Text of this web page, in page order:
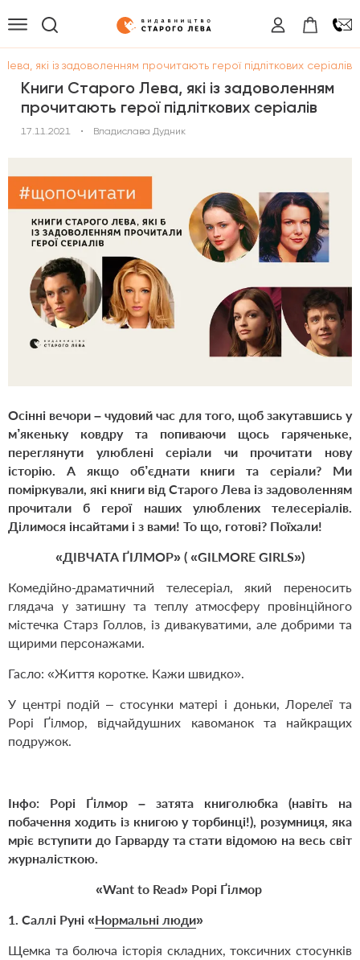
які із задоволенням прочитають герої підліткових серіалів
Книги Старого Лева, які із задоволенням
прочитають герої підліткових серіалів
17.11.2021 • Владислава Дудник
Осінні вечори – чудовий час для того, щоб закутавшись у
м’якеньку ковдру та попиваючи щось гаряченьке,
переглянути улюблені серіали чи прочитати нову
історію. А якщо об’єднати книги та серіали? Ми
поміркували, які книги від Старого Лева із задоволенням
прочитали б герої наших улюблених телесеріалів.
Ділимося інсайтами і з вами! То що, готові? Поїхали!
«ДІВЧАТА ҐІЛМОР» ( «GILMORE GIRLS»)
Комедійно-драматичний телесеріал, який переносить
глядача у затишну та теплу атмосферу провінційного
містечка Старз Голлов, із дивакуватими, але добрими та
щирими персонажами.
Гасло: «Життя коротке. Кажи швидко».
У центрі подій – стосунки матері і доньки, Лорелеї та
Рорі Ґілмор, відчайдушних кавоманок та найкращих
подружок.
Інфо: Рорі Ґілмор – затята книголюбка (навіть на
побачення ходить із книгою у торбинці!), розумниця, яка
мріє вступити до Гарварду та стати відомою на весь світ
журналісткою.
«Want to Read» Рорі Ґілмор
1. Саллі Руні «Нормальні люди»
Щемка та болюча історія складних, токсичних стосунків